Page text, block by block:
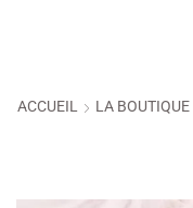
ACCUEIL LA BOUTIQUE